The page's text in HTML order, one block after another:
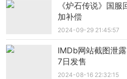
《炉石传说》国
加补偿
2024-09-29 21:45:57
IMDb网站截图泄
7日发售
2024-08-16 22:32:15